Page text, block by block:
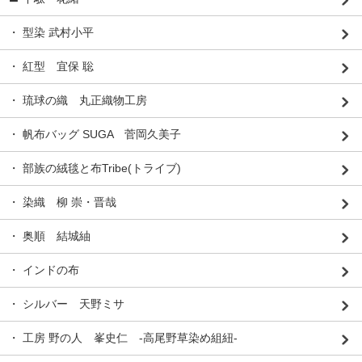
・ 型染 武村小平
・ 紅型 宜保 聡
・ 琉球の織 丸正織物工房
・ 帆布バッグ SUGA 菅岡久美子
・ 部族の絨毯と布Tribe(トライブ)
・ 染織 柳 崇・晋哉
・ 奥順 結城紬
・ インドの布
・ シルバー 天野ミサ
・ 工房 野の人 峯史仁 -高尾野草染め組紐-